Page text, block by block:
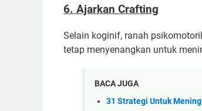
6. Ajarkan Crafting
Selain koginif, ranah
tetap menyenangkan untuk
BACA JUGA
31 Strategi Untuk